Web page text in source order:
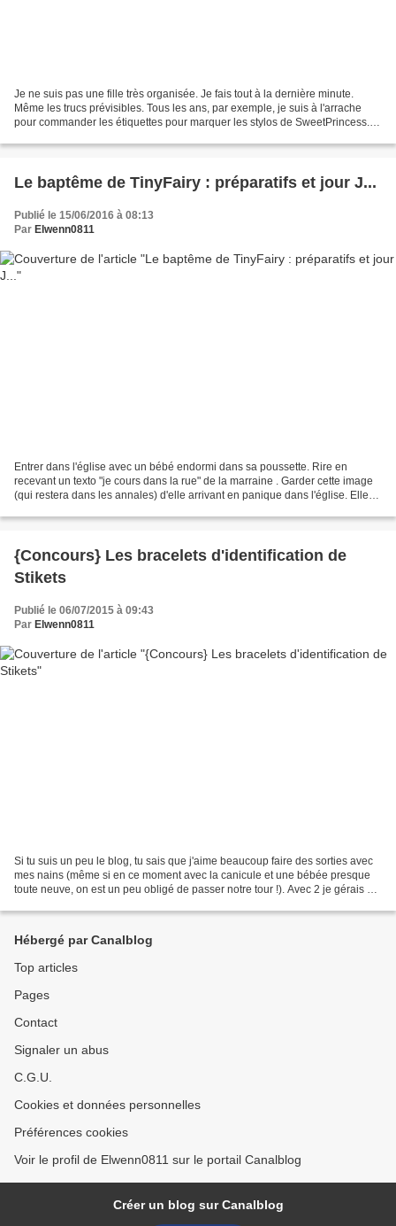
Je ne suis pas une fille très organisée. Je fais tout à la dernière minute.
Même les trucs prévisibles. Tous les ans, par exemple, je suis à l'arrache
pour commander les étiquettes pour marquer les stylos de SweetPrincess.
Le baptême de TinyFairy : préparatifs et jour J...
Publié le 15/06/2016 à 08:13
Par Elwenn0811
Entrer dans l'église avec un bébé endormi dans sa poussette. Rire en
recevant un texto "je cours dans la rue" de la marraine . Garder cette image
(qui restera dans les annales) d'elle arrivant en panique dans l'église. Elle
{Concours} Les bracelets d'identification de
Stikets
Publié le 06/07/2015 à 09:43
Par Elwenn0811
Si tu suis un peu le blog, tu sais que j'aime beaucoup faire des sorties avec
mes nains (même si en ce moment avec la canicule et une bébée presque
toute neuve, on est un peu obligé de passer notre tour !). Avec 2 je gérais à
Hébergé par Canalblog
Top articles
Pages
Contact
Signaler un abus
C.G.U.
Cookies et données personnelles
Préférences cookies
Voir le profil de Elwenn0811 sur le portail Canalblog
Créer un blog sur Canalblog